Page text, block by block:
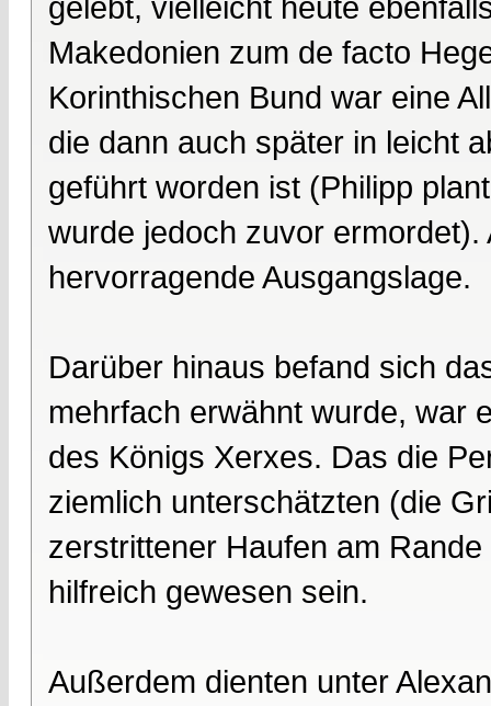
Makedonien zum de facto
Korinthischen Bund war eine
die dann auch später in leicht
geführt worden ist (Philipp
wurde jedoch zuvor
hervorragende Ausgangslage.
Darüber hinaus befand sich
mehrfach erwähnt wurde, war
des Königs Xerxes. Das die
ziemlich unterschätzten (die
zerstrittener Haufen am
hilfreich gewesen sein.
Außerdem dienten unter